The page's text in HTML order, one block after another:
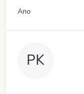
Ano
PK